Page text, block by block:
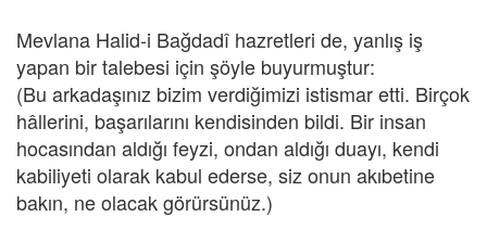
Mevlana Halid-i Bağdadî hazretleri de, yanlış iş
yapan bir talebesi için şöyle buyurmuştur:
(Bu arkadaşınız bizim verdiğimizi istismar etti. Birçok
hâllerini, başarılarını kendisinden bildi. Bir insan
hocasından aldığı feyzi, ondan aldığı duayı, kendi
kabiliyeti olarak kabul ederse, siz onun akıbetine
bakın, ne olacak görürsünüz.)